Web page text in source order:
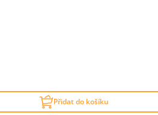
Přidat do košíku